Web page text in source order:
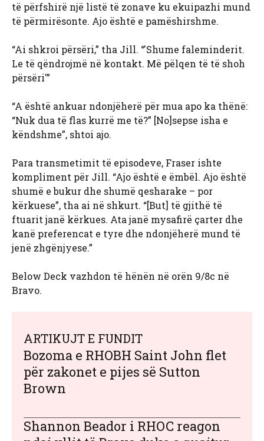
të përfshirë një listë të zonave ku ekuipazhi mund
të përmirësonte. Ajo është e pamëshirshme.
“Ai shkroi përsëri,” tha Jill. “'Shume faleminderit.
Le të qëndrojmë në kontakt. Më pëlqen të të shoh
përsëri'”
“A është ankuar ndonjëherë për mua apo ka thënë:
“Nuk dua të flas kurrë me të?” [No]sepse isha e
këndshme”, shtoi ajo.
Para transmetimit të episodeve, Fraser ishte
kompliment për Jill. “Ajo është e ëmbël. Ajo është
shumë e bukur dhe shumë qesharake – por
kërkuese”, tha ai në shkurt. “[But] të gjithë të
ftuarit janë kërkues. Ata janë mysafirë çarter dhe
kanë preferencat e tyre dhe ndonjëherë mund të
jenë zhgënjyese.”
Below Deck vazhdon të hënën në orën 9/8c në
Bravo.
ARTIKUJT E FUNDIT
Bozoma e RHOBH Saint John flet
për zakonet e pijes së Sutton
Brown
Shannon Beador i RHOC reagon